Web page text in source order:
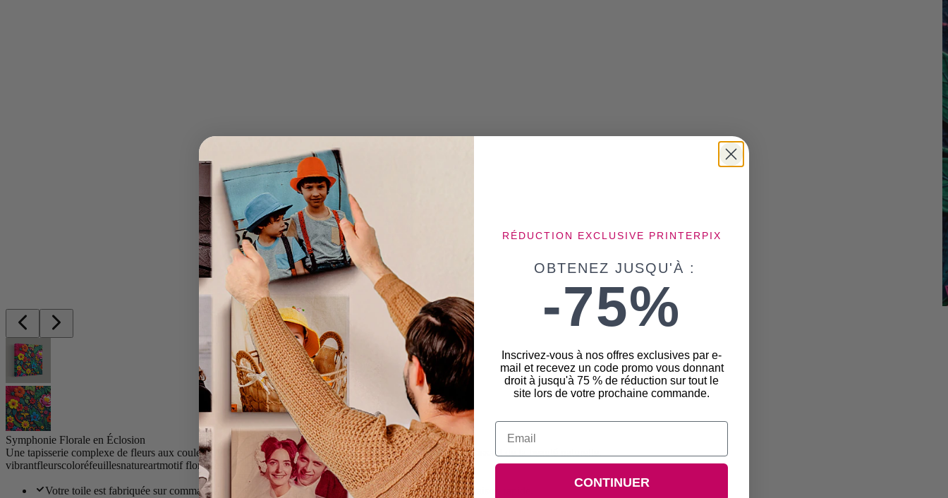
Symphonie Florale en Éclosion
Une tapisserie complexe de fleurs aux couleurs vives et de feuilles vertes luxuriantes crée un affichage saisissant de la beauté naturelle.
vibrantfleurscoloréfeuillesnatureartmotif floraldesign
Votre toile est fabriquée sur commande dans notre studio et livrée sous 6 jours ouvrables avec livraison rapide.
RÉDUCTION EXCLUSIVE PRINTERPIX
OBTENEZ JUSQU'À :
-75%
Inscrivez-vous à nos offres exclusives par e-
mail et recevez un code promo vous donnant
droit à jusqu'à 75 % de réduction sur tout le
site lors de votre prochaine commande.
Email
CONTINUER